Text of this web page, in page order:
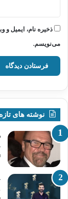
ذخیره نام، ایمیل و
می‌نویسم.
نوشته های تازه